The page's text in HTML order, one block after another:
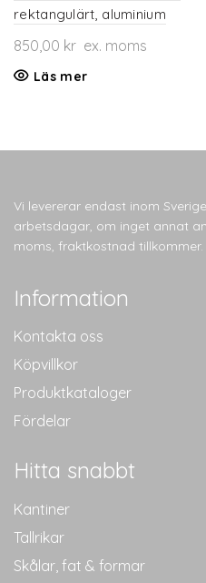
rektangulärt, aluminium
850,00 kr ex. moms
Läs mer
Vi levererar endast inom
arbetsdagar, om inget annat
moms, fraktkostnad tillkommer.
Information
Kontakta oss
Köpvillkor
Produktkataloger
Fördelar
Hitta snabbt
Kantiner
Tallrikar
Skålar, fat & formar